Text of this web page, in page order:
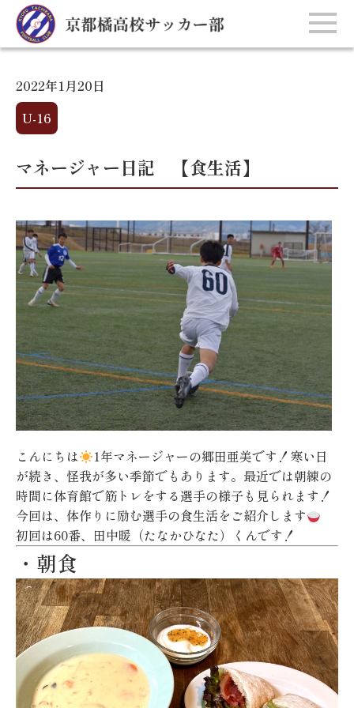
2022年1月20日
U-16
マネージャー日記 【食生活】
こんにちは
1年マネージャーの郷田亜美です！寒い日
が続き、怪我が多い季節でもあります。最近では朝練の
時間に体育館で筋トレをする選手の様子も見られます！
今回は、体作りに励む選手の食生活をご紹介します
初回は60番、田中暖（たなかひなた）くんです！
・朝食